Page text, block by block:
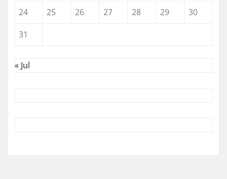
24
25 26 27 28 29
30
31
« Jul